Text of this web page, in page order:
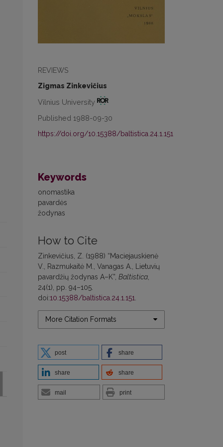
REVIEWS
Zigmas Zinkevičius
Vilnius University
Published 1988-09-30
https://doi.org/10.15388/baltistica.24.1.151
Keywords
onomastika
pavardės
žodynas
How to Cite
Zinkevičius, Z. (1988) “Maciejauskienė
V., Razmukaitė M., Vanagas A., Lietuvių
pavardžių žodynas A–K”, Baltistica
24(1), pp. 94–105.
doi:10.15388/baltistica.24.1.151
More Citation Formats
post share
share share
mail print